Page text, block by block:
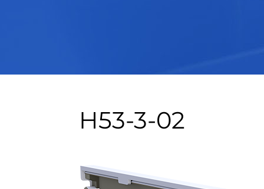
H53-3-02